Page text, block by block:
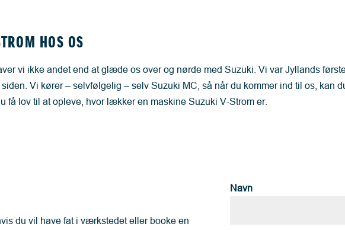
HOS OS
vi ikke andet end at glæde os over og nørde med Suzuki. Vi var Jyllands
Vi kører – selvfølgelig – selv Suzuki MC, så når du kommer ind til os, kan
få lov til at opleve, hvor lækker en maskine Suzuki V-Strom er.
du vil have fat i værkstedet eller booke en
Navn